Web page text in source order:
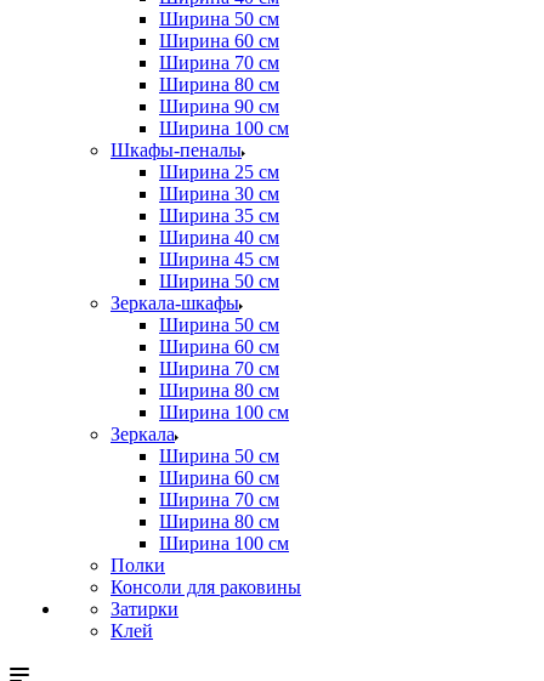
Ширина 50 см
Ширина 60 см
Ширина 70 см
Ширина 80 см
Ширина 90 см
Ширина 100 см
Шкафы-пеналы
Ширина 25 см
Ширина 30 см
Ширина 35 см
Ширина 40 см
Ширина 45 см
Ширина 50 см
Зеркала-шкафы
Ширина 50 см
Ширина 60 см
Ширина 70 см
Ширина 80 см
Ширина 100 см
Зеркала
Ширина 50 см
Ширина 60 см
Ширина 70 см
Ширина 80 см
Ширина 100 см
Полки
Консоли для раковины
Затирки
Клей